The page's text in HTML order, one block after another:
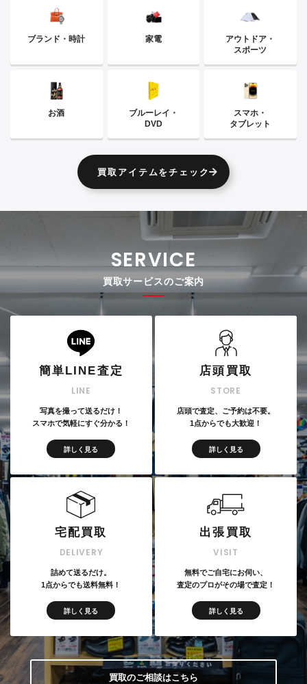
ブランド・時計 家電
アウトドア・
スポーツ
お酒
ブルーレイ・
DVD
スマホ・
タブレット
買取アイテムをチェック
SERVICE
買取サービスのご案内
簡単LINE査定
LINE
写真を撮って送るだけ！
スマホで気軽にすぐ分かる！
詳しく見る
店頭買取
STORE
店頭で査定、ご予約は不要。
1点からでも大歓迎！
詳しく見る
宅配買取
DELIVERY
詰めて送るだけ。
1点からでも送料無料！
詳しく見る
出張買取
VISIT
無料でご自宅にお伺い、
査定のプロがその場で査定！
詳しく見る
買取のご相談はこちら